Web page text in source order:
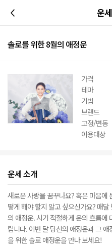
운
솔로를 위한 8월의 애정운
가격
테마
기법
브랜드
고정/변동
이용대상
운세 소개
새로운 사랑을 꿈꾸나요? 혹은 마음에
떻게 해야 할지 알고 싶으신가요? 매
의 애정운. 시기 적절하게 운의 흐름에
립니다. 이번 달 당신의 애정운과 그
을 위한 솔로 애정운을 만나 보세요!